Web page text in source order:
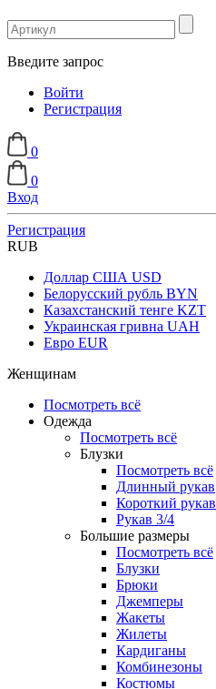
Введите запрос
Войти
Регистрация
0
0
Вход
Регистрация
RUB
Доллар США USD
Белорусский рубль BYN
Казахстанский тенге KZT
Украинская гривна UAH
Евро EUR
Женщинам
Посмотреть всё
Одежда
Посмотреть всё
Блузки
Посмотреть всё
Длинный рукав
Короткий рукав
Рукав 3/4
Большие размеры
Посмотреть всё
Блузки
Брюки
Джемперы
Жакеты
Жилеты
Кардиганы
Комбинезоны
Костюмы